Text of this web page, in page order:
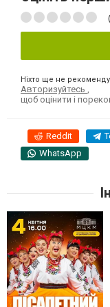
(
Ніхто ще не
Авторизуйтесь
щоб оцінити і
Reddit
WhatsApp